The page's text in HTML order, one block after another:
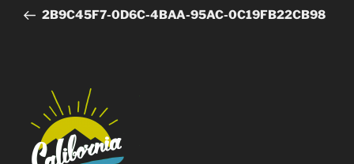
Beitrag
2B9C45F7-0D6C-4BAA-95AC-0C19FB22CB98